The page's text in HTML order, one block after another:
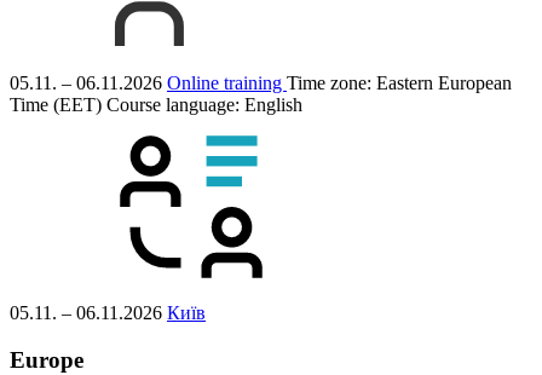
05.11. – 06.11.2026 Online training Time zone: Eastern European
Time (EET) Course language: English
05.11. – 06.11.2026 Київ
Europe